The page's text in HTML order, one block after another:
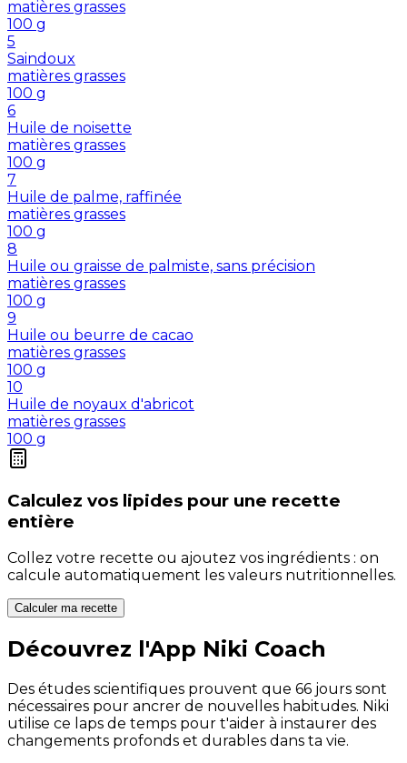
matières grasses
100 g
5
Saindoux
matières grasses
100 g
6
Huile de noisette
matières grasses
100 g
7
Huile de palme, raffinée
matières grasses
100 g
8
Huile ou graisse de palmiste, sans précision
matières grasses
100 g
9
Huile ou beurre de cacao
matières grasses
100 g
10
Huile de noyaux d'abricot
matières grasses
100 g
Calculez vos lipides pour une recette
entière
Collez votre recette ou ajoutez vos ingrédients : on
calcule automatiquement les valeurs nutritionnelles.
Calculer ma recette
Découvrez l'App Niki Coach
Des études scientifiques prouvent que 66 jours sont
nécessaires pour ancrer de nouvelles habitudes. Niki
utilise ce laps de temps pour t'aider à instaurer des
changements profonds et durables dans ta vie.